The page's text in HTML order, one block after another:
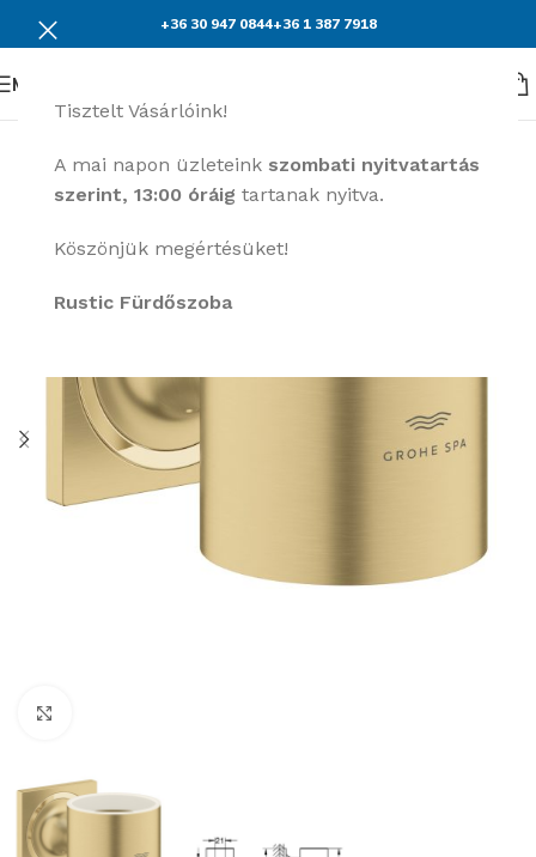
Tisztelt Vásárlóink!
A mai napon üzleteink szombati nyitvatartás
szerint, 13:00 óráig tartanak nyitva.
Köszönjük megértésüket!
Rustic Fürdőszoba
+36 30 947 0844+36 1 387 7918
Menü